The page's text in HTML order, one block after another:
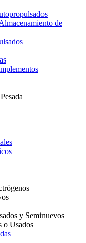
de
y Seminuevos
o Usados